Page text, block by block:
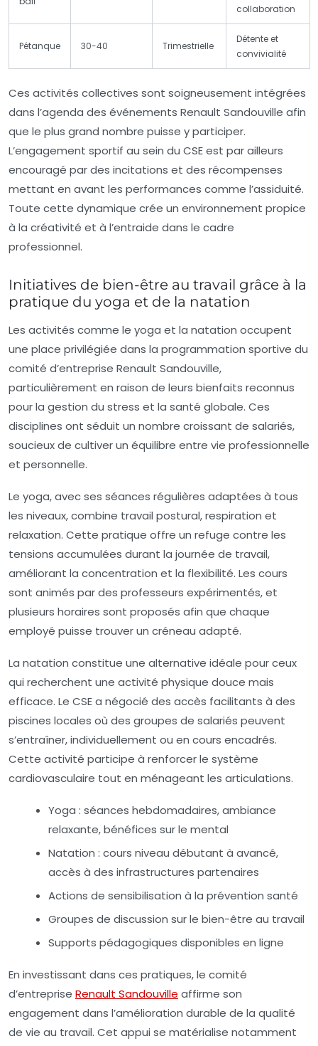
collaboration
Pétanque 30-40 Trimestrielle
Détente et
convivialité
Ces activités collectives sont soigneusement intégrées
dans l’agenda des événements Renault Sandouville afin
que le plus grand nombre puisse y participer.
L’engagement sportif au sein du CSE est par ailleurs
encouragé par des incitations et des récompenses
mettant en avant les performances comme l’assiduité.
Toute cette dynamique crée un environnement propice
à la créativité et à l’entraide dans le cadre
professionnel.
Initiatives de bien-être au travail grâce à la
pratique du yoga et de la natation
Les activités comme le yoga et la natation occupent
une place privilégiée dans la programmation sportive du
comité d’entreprise Renault Sandouville,
particulièrement en raison de leurs bienfaits reconnus
pour la gestion du stress et la santé globale. Ces
disciplines ont séduit un nombre croissant de salariés,
soucieux de cultiver un équilibre entre vie professionnelle
et personnelle.
Le yoga, avec ses séances régulières adaptées à tous
les niveaux, combine travail postural, respiration et
relaxation. Cette pratique offre un refuge contre les
tensions accumulées durant la journée de travail,
améliorant la concentration et la flexibilité. Les cours
sont animés par des professeurs expérimentés, et
plusieurs horaires sont proposés afin que chaque
employé puisse trouver un créneau adapté.
La natation constitue une alternative idéale pour ceux
qui recherchent une activité physique douce mais
efficace. Le CSE a négocié des accès facilitants à des
piscines locales où des groupes de salariés peuvent
s’entraîner, individuellement ou en cours encadrés.
Cette activité participe à renforcer le système
cardiovasculaire tout en ménageant les articulations.
Yoga : séances hebdomadaires, ambiance
relaxante, bénéfices sur le mental
Natation : cours niveau débutant à avancé,
accès à des infrastructures partenaires
Actions de sensibilisation à la prévention santé
Groupes de discussion sur le bien-être au travail
Supports pédagogiques disponibles en ligne
En investissant dans ces pratiques, le comité
d’entreprise Renault Sandouville affirme son
engagement dans l’amélioration durable de la qualité
de vie au travail. Cet appui se matérialise notamment